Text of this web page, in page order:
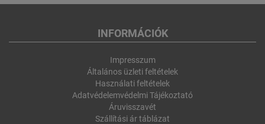
INFORMÁCIÓK
Impresszum
Általános üzleti feltételek
Használati feltételek
Adatvédelemvédelmi Tájékoztató
Áruvisszavét
Szállítási ár táblázat